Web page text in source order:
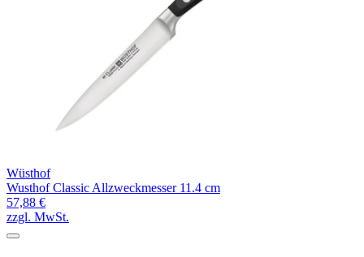
Wüsthof
Wusthof Classic Allzweckmesser 11.4 cm
57,88 €
zzgl. MwSt.